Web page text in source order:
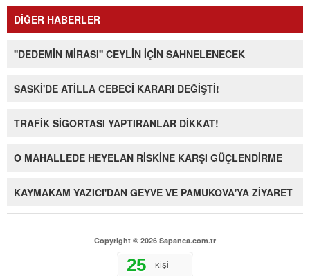
DİĞER HABERLER
''DEDEMİN MİRASI'' CEYLİN İÇİN SAHNELENECEK
SASKİ'DE ATİLLA CEBECİ KARARI DEĞİŞTİ!
TRAFİK SİGORTASI YAPTIRANLAR DİKKAT!
O MAHALLEDE HEYELAN RİSKİNE KARŞI GÜÇLENDİRME
KAYMAKAM YAZICI'DAN GEYVE VE PAMUKOVA'YA ZİYARET
Copyright © 2026 Sapanca.com.tr